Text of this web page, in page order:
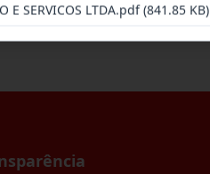
E SERVICOS LTDA.pdf(841.85 KB)